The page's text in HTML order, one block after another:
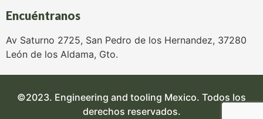
Encuéntranos
Av Saturno 2725, San Pedro de los Hernandez, 37280
León de los Aldama, Gto.
©2023. Engineering and tooling Mexico. Todos los
derechos reservados.